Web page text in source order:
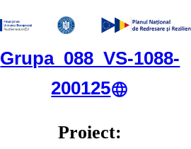
Grupa_088_VS-1088-
200125
Proiect: